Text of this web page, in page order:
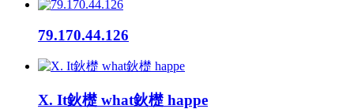
79.170.44.126
X. It鈥檚 what鈥檚 happe